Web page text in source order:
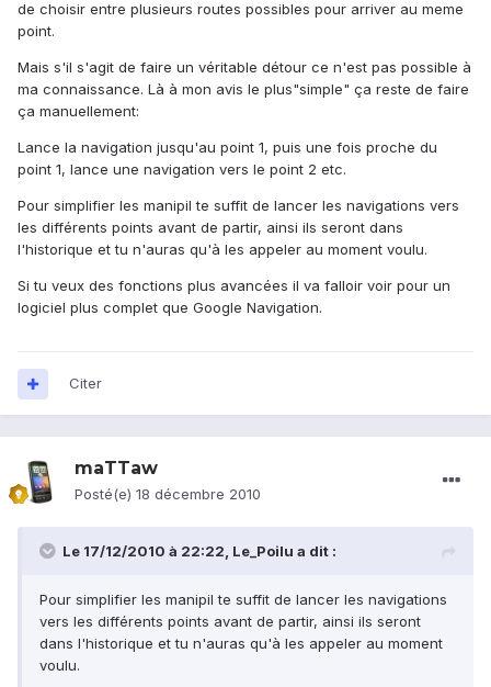
de choisir entre plusieurs routes possibles pour arriver au meme
point.
Mais s'il s'agit de faire un véritable détour ce n'est pas possible à
ma connaissance. Là à mon avis le plus"simple" ça reste de faire
ça manuellement:
Lance la navigation jusqu'au point 1, puis une fois proche du
point 1, lance une navigation vers le point 2 etc.
Pour simplifier les manipil te suffit de lancer les navigations vers
les différents points avant de partir, ainsi ils seront dans
l'historique et tu n'auras qu'à les appeler au moment voulu.
Si tu veux des fonctions plus avancées il va falloir voir pour un
logiciel plus complet que Google Navigation.
Citer
maTTaw
Posté(e) 18 décembre 2010
Le 17/12/2010 à 22:22, Le_Poilu a dit :
Pour simplifier les manipil te suffit de lancer les navigations
vers les différents points avant de partir, ainsi ils seront
dans l'historique et tu n'auras qu'à les appeler au moment
voulu.